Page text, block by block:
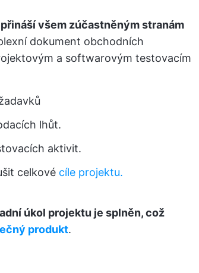
všem zúčastněným stranám
dokument obchodních
a softwarovým testovacím
lhůt.
aktivit.
celkové cíle projektu.
úkol projektu je splněn, což
produkt.